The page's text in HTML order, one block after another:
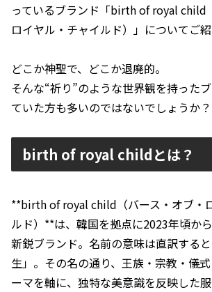
っているブランド「birth of royal child
ロイヤル・チャイルド）」についてご紹
どこか神聖で、どこか退廃的。
そんな“祈り”のような世界観を持った
ていた方も多いのではないでしょうか？
birth of royal childとは？
**birth of royal child（バース・オブ・
ルド）**は、韓国を拠点に2023年頃か
新鋭ブランド。名前の意味は直訳する
生」。その名の通り、王族・宗教・儀
ーマを軸に、独特な美意識を反映した